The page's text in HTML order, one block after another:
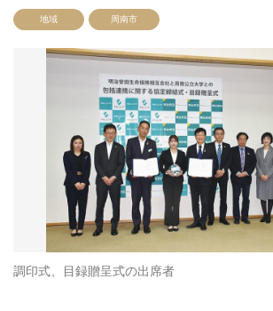
地域 周南市
調印式、目録贈呈式の出席者